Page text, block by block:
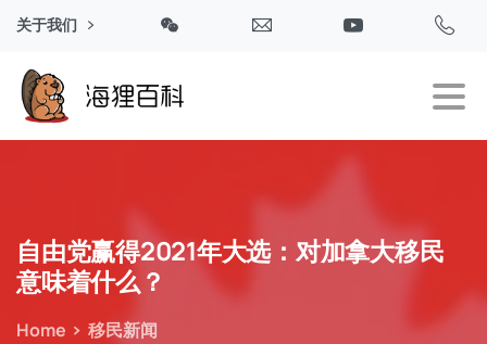
关于我们
自由党赢得2021年大选：对加拿大移民
意味着什么？
Home
移民新闻